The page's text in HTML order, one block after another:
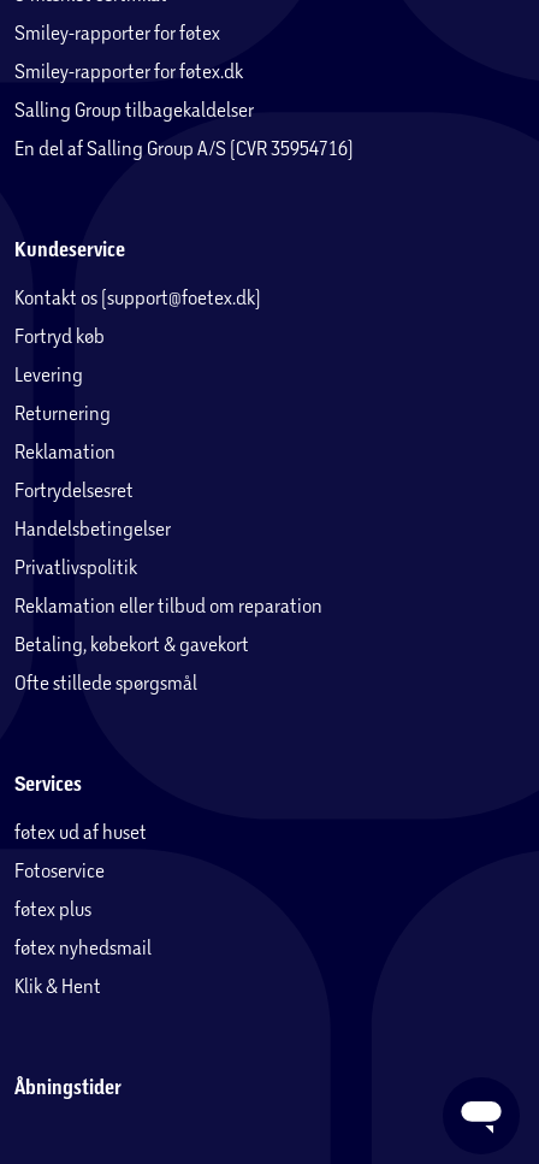
Smiley-rapporter for føtex
Smiley-rapporter for føtex.dk
Salling Group tilbagekaldelser
En del af Salling Group A/S (CVR 35954716)
Kundeservice
Kontakt os (support@foetex.dk)
Fortryd køb
Levering
Returnering
Reklamation
Fortrydelsesret
Handelsbetingelser
Privatlivspolitik
Reklamation eller tilbud om reparation
Betaling, købekort & gavekort
Ofte stillede spørgsmål
Services
føtex ud af huset
Fotoservice
føtex plus
føtex nyhedsmail
Klik & Hent
Åbningstider